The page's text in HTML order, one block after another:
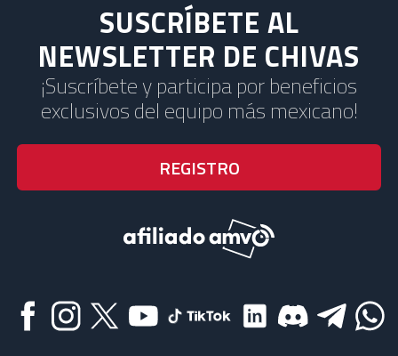
SUSCRÍBETE AL
NEWSLETTER DE CHIVAS
¡Suscríbete y participa por beneficios
exclusivos del equipo más mexicano!